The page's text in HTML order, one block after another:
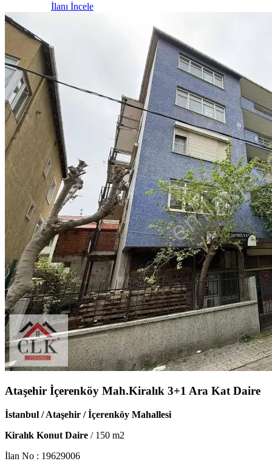
İlanı İncele
Ataşehir İçerenköy Mah.Kiralık 3+1 Ara Kat Daire
İstanbul / Ataşehir / İçerenköy Mahallesi
Kiralık Konut Daire / 150 m2
İlan No : 19629006